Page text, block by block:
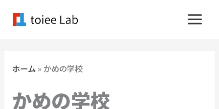
ホーム » かめの学校
かめの学校